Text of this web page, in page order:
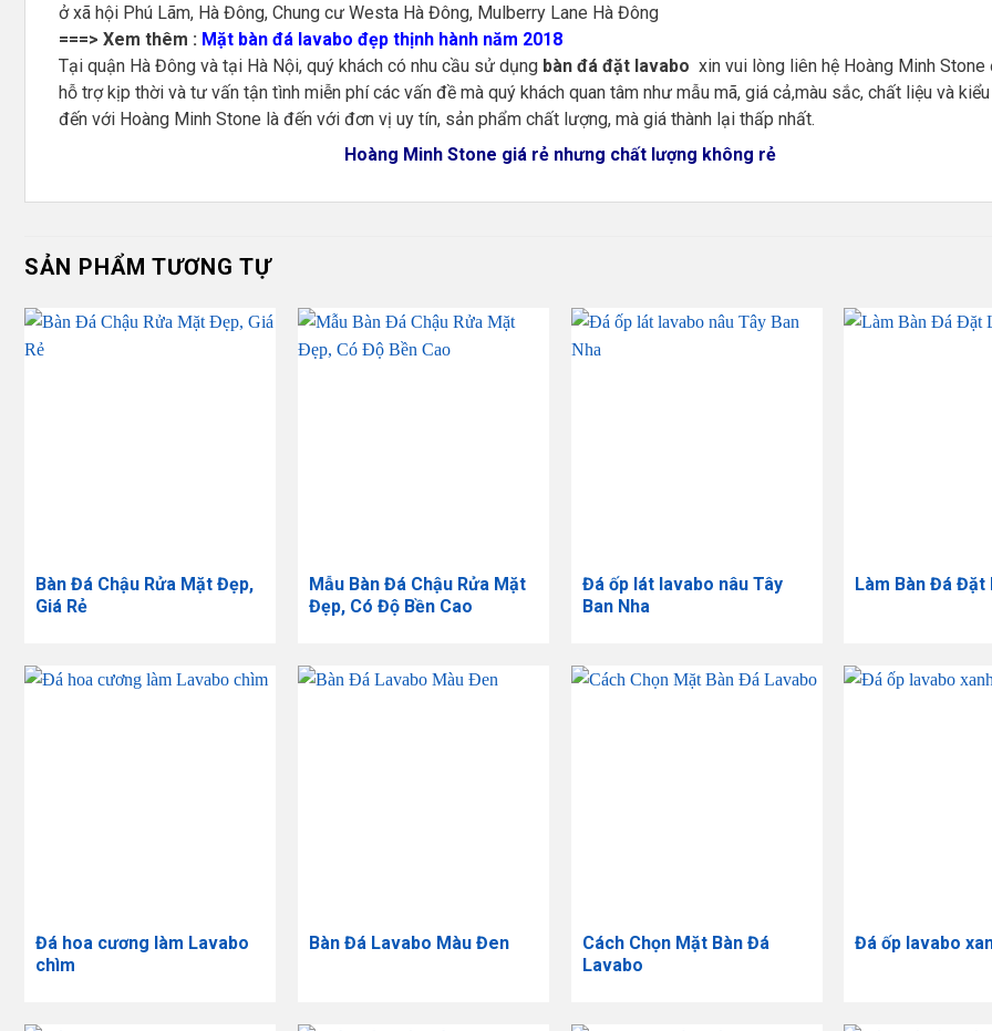
ở xã hội Phú Lãm, Hà Đông, Chung cư Westa Hà Đông, Mulberry Lane Hà Đông
===> Xem thêm : Mặt bàn đá lavabo đẹp thịnh hành năm 2018
Tại quận Hà Đông và tại Hà Nội, quý khách có nhu cầu sử dụng bàn đá đặt lavabo xin vui lòng liên hệ Hoàng Minh
hỗ trợ kịp thời và tư vấn tận tình miễn phí các vấn đề mà quý khách quan tâm như mẫu mã, giá cả,màu sắc, chất liệu và kiểu
đến với Hoàng Minh Stone là đến với đơn vị uy tín, sản phẩm chất lượng, mà giá thành lại thấp nhất.
Hoàng Minh Stone giá rẻ nhưng chất lượng không rẻ
SẢN PHẨM TƯƠNG TỰ
Bàn Đá Chậu Rửa Mặt Đẹp,
Giá Rẻ
Mẫu Bàn Đá Chậu Rửa Mặt
Đẹp, Có Độ Bền Cao
Đá ốp lát lavabo nâu Tây
Ban Nha
​Làm Bàn Đá Đặt
Đá hoa cương làm Lavabo
chìm
Bàn Đá Lavabo Màu Đen
Cách Chọn Mặt Bàn Đá
Lavabo
Đá ốp lavabo